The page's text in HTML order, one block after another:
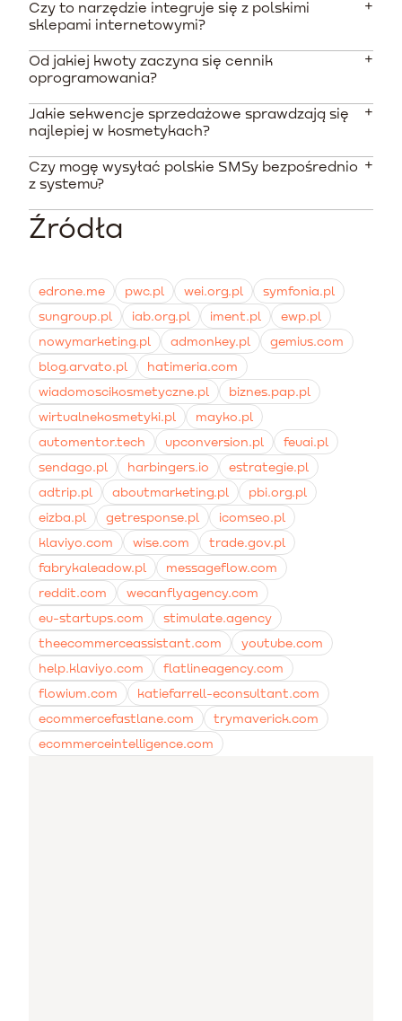
Czy to narzędzie integruje się z polskimi
sklepami internetowymi?
Natywna i szybka integracja występuje m.in. z
narzędzia do systemów takich jak Shoper czy IdoSell
wymaga skorzystania z zewnętrznych konektorów API.
Od jakiej kwoty zaczyna się cennik
oprogramowania?
Opłaty miesięczne są uzależnione od liczby adresów w
liczącej 500 profili wynosi około 80 PLN (20 USD).
Jakie sekwencje sprzedażowe sprawdzają się
najlepiej w kosmetykach?
W branży kosmetycznej najlepiej konwertują
produktu. Dobre efekty dają też zautomatyzowane
emaile rekomendujące produkty komplementarne kilka
Czy mogę wysyłać polskie SMSy bezpośrednio
z systemu?
Wysyłka komunikatów SMS do polskich numerów jest
pochłania 3 kredyty. Wielu sprzedawców decyduje się
na integrację zewnętrznych lokalnych bramek SMS.
Źródła
edrone.me pwc.pl wei.org.pl
symfonia.pl
sungroup.pl
iab.org.pl iment.pl
ewp.pl
nowymarketing.pl
admonkey.pl
gemius.com
blog.arvato.pl
hatimeria.com
wiadomoscikosmetyczne.pl
biznes.pap.pl
wirtualnekosmetyki.pl
mayko.pl
automentor.tech
upconversion.pl
feuai.pl
sendago.pl
harbingers.io
estrategie.pl
adtrip.pl
aboutmarketing.pl
pbi.org.pl
eizba.pl
getresponse.pl
icomseo.pl
klaviyo.com
wise.com
trade.gov.pl
fabrykaleadow.pl
messageflow.com
reddit.com
wecanflyagency.com
eu-startups.com
stimulate.agency
theecommerceassistant.com
youtube.com
help.klaviyo.com
flatlineagency.com
flowium.com
katiefarrell-econsultant.com
ecommercefastlane.com
trymaverick.com
ecommerceintelligence.com